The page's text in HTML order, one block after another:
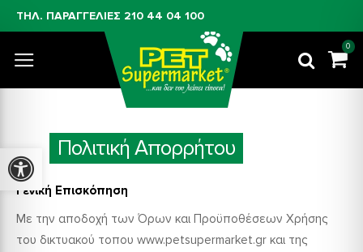
ΤΗΛ. ΠΑΡΑΓΓΕΛΙΕΣ 210 44 04 100
0
Πολιτική Απορρήτου
Γενική Επισκόπηση
Με την αποδοχή των Όρων και Προϋποθέσεων Χρήσης
του δικτυακού τοπου www.petsupermarket.gr και της
Προσβασιμότητα